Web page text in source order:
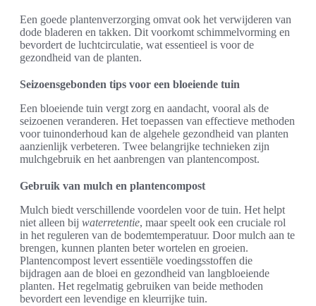
Een goede plantenverzorging omvat ook het verwijderen van
dode bladeren en takken. Dit voorkomt schimmelvorming en
bevordert de luchtcirculatie, wat essentieel is voor de
gezondheid van de planten.
Seizoensgebonden tips voor een bloeiende tuin
Een bloeiende tuin vergt zorg en aandacht, vooral als de
seizoenen veranderen. Het toepassen van effectieve methoden
voor tuinonderhoud kan de algehele gezondheid van planten
aanzienlijk verbeteren. Twee belangrijke technieken zijn
mulchgebruik en het aanbrengen van plantencompost.
Gebruik van mulch en plantencompost
Mulch biedt verschillende voordelen voor de tuin. Het helpt
niet alleen bij waterretentie, maar speelt ook een cruciale rol
in het reguleren van de bodemtemperatuur. Door mulch aan te
brengen, kunnen planten beter wortelen en groeien.
Plantencompost levert essentiële voedingsstoffen die
bijdragen aan de bloei en gezondheid van langbloeiende
planten. Het regelmatig gebruiken van beide methoden
bevordert een levendige en kleurrijke tuin.